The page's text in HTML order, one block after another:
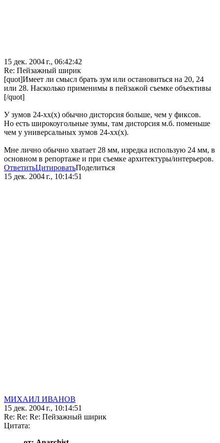
15 дек. 2004 г., 06:42:42
Re: Пейзажный ширик
[quot]Имеет ли смысл брать зум или остановиться на 20, 24
или 28. Насколько применимы в пейзажой съемке объективы
[/quot]
У зумов 24-хх(х) обычно дисторсия больше, чем у фиксов.
Но есть широкоугольные зумы, там дисторсия м.б. поменьше
чем у универсальных зумов 24-хх(х).
Мне лично обычно хватает 28 мм, изредка использую 24 мм, в
основном в репортаже и при съемке архитектуры/интерьеров.
ОтветитьЦитироватьПоделиться
15 дек. 2004 г., 10:14:51
МИХАИЛ ИВАНОВ
15 дек. 2004 г., 10:14:51
Re: Re: Re: Пейзажный ширик
Цитата: